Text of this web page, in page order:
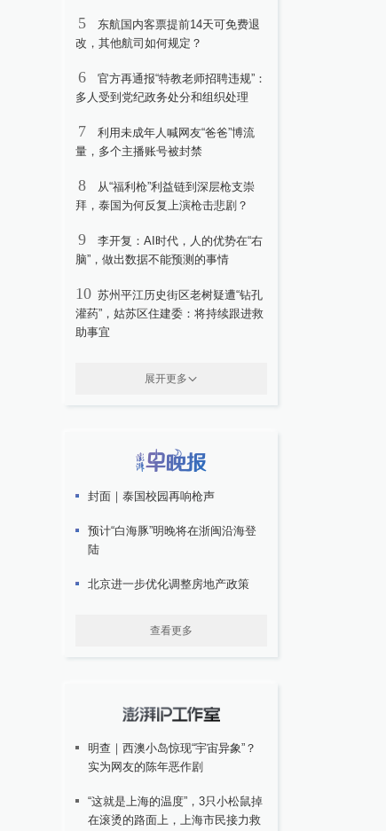
5
东航国内客票提前14天可免费退
改，其他航司如何规定？
6
官方再通报“特教老师招聘违规”：
多人受到党纪政务处分和组织处理
7
利用未成年人喊网友“爸爸”博流
量，多个主播账号被封禁
8
从“福利枪”利益链到深层枪支崇
拜，泰国为何反复上演枪击悲剧？
9
李开复：AI时代，人的优势在“右
脑”，做出数据不能预测的事情
10 苏州平江历史街区老树疑遭“钻孔
灌药”，姑苏区住建委：将持续跟进救
助事宜
展开更多
封面｜泰国校园再响枪声
预计“白海豚”明晚将在浙闽沿海登
陆
北京进一步优化调整房地产政策
查看更多
明查｜西澳小岛惊现“宇宙异象”？
实为网友的陈年恶作剧
“这就是上海的温度”，3只小松鼠掉
在滚烫的路面上，上海市民接力救